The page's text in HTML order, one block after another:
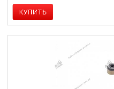
КУПИТЬ